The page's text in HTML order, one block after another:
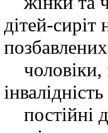
дітей-сиріт
чоловіки,
постійні